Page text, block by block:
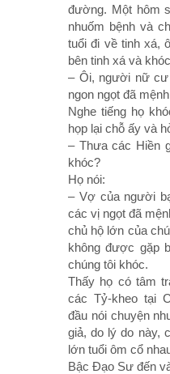
đường. Một hôm
nhuốm bệnh và
tuổi đi về tinh xá,
bên tinh xá và
– Ôi, người nữ
ngon ngọt đã
Nghe tiếng họ
họp lại chỗ ấy và
– Thưa các Hiền
khóc?
Họ nói:
– Vợ của người
các vị ngọt đã
chủ hộ lớn của
không được gặp
chúng tôi khóc.
Thấy họ có tâm
các Tỷ-kheo tại
đầu nói chuyện
giả, do lý do này,
lớn tuổi ôm cổ
Bậc Ðạo Sư đến